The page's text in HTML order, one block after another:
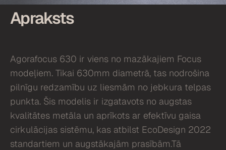
Apraksts
Agorafocus 630 ir viens no mazākajiem Focus
modeļiem. Tikai 630mm diametrā, tas nodrošina
pilnīgu redzamību uz liesmām no jebkura telpas
punkta. Šis modelis ir izgatavots no augstas
kvalitātes metāla un aprīkots ar efektīvu gaisa
cirkulācijas sistēmu, kas atbilst EcoDesign 2022
standartiem un augstākajām prasībām.Tā